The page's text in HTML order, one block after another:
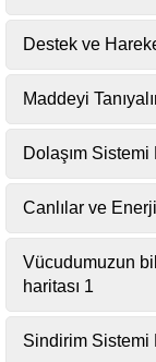
Destek ve
Maddeyi
Dolaşım Sistemi
Canlılar ve
Vücudumuzun
haritası 1
Sindirim Sistemi